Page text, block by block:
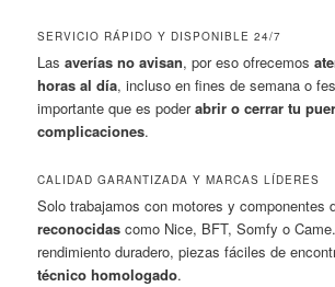
SERVICIO RÁPIDO Y DISPONIBLE 24/7
Lasaverías no avisan, por eso ofrecemos
horas al día, incluso en fines de semana o
importante que es poderabrir o cerrar tu
complicaciones.
CALIDAD GARANTIZADA Y MARCAS LÍDERES
Solo trabajamos con motores y componentes
reconocidas como Nice, BFT, Somfy o
rendimiento duradero, piezas fáciles de
técnico homologado.